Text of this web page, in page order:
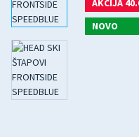
AKCIJA
NOVO